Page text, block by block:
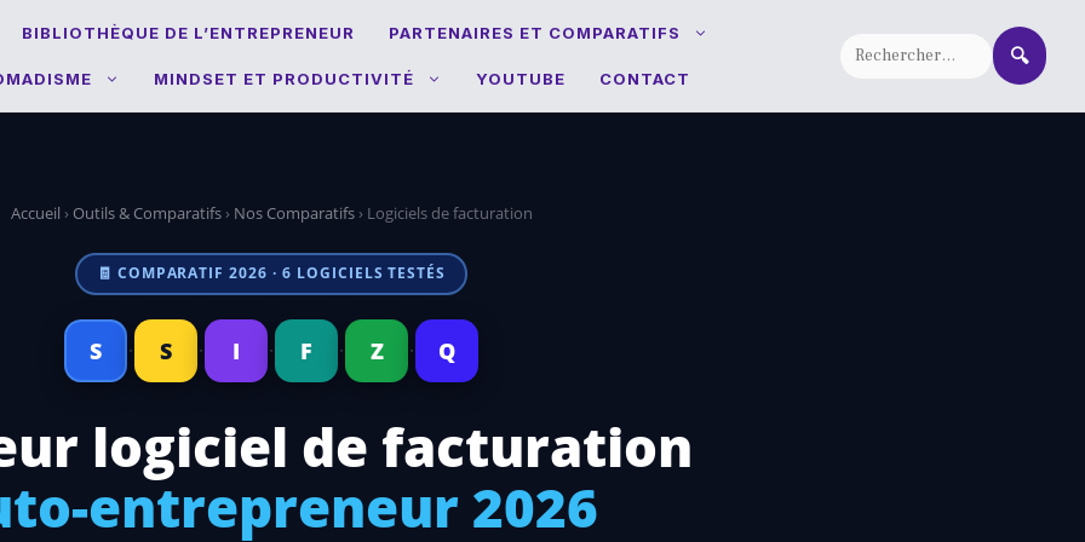
BIBLIOTHÈQUE DE L’ENTREPRENEUR PARTENAIRES ET COMPARATIFS
MINDSET ET PRODUCTIVITÉ YOUTUBE CONTACT
🔍
Accueil › Outils & Comparatifs› Nos Comparatifs› Logiciels de facturation
🧾 COMPARATIF 2026 · 6 LOGICIELS TESTÉS
S · S · I · F · Z · Q
logiciel de facturation
entrepreneur 2026